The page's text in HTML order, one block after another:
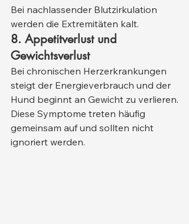
Bei nachlassender Blutzirkulation
werden die Extremitäten kalt.
8. Appetitverlust und
Gewichtsverlust
Bei chronischen Herzerkrankungen
steigt der Energieverbrauch und der
Hund beginnt an Gewicht zu verlieren.
Diese Symptome treten häufig
gemeinsam auf und sollten nicht
ignoriert werden.